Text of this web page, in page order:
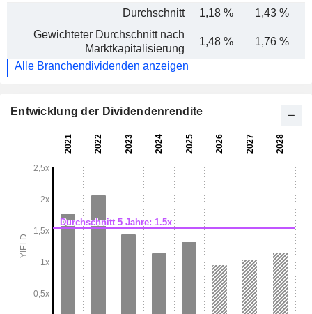
Durchschnitt
1,18 % 1,43 %
Gewichteter Durchschnitt nach
Marktkapitalisierung
1,48 % 1,76 %
Alle Branchendividenden anzeigen
Entwicklung der Dividendenrendite